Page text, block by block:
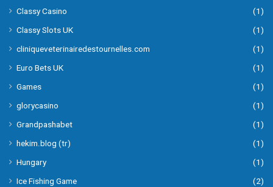
Classy Casino
(1)
Classy Slots UK
(1)
cliniqueveterinairedestournelles.com
(1)
Euro Bets UK
(1)
Games
(1)
glorycasino
(1)
Grandpashabet
(1)
hekim.blog (tr)
(1)
Hungary
(1)
Ice Fishing Game
(2)